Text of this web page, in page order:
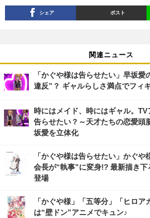
シェア ポスト
関連ニュース
「かぐや様は告らせたい」早坂愛
違反”？ ギャルらしさ満点でフィ
時にはメイド、時にはギャル。
告らせたい？～天才たちの恋愛頭
坂愛を立体化
「かぐや様は告らせたい」かぐや
会長が“執事”に変身!? 最新描き
登場
「かぐや様」「五等分」「ヒロ
は“壁ドン”アニメでキュン♪